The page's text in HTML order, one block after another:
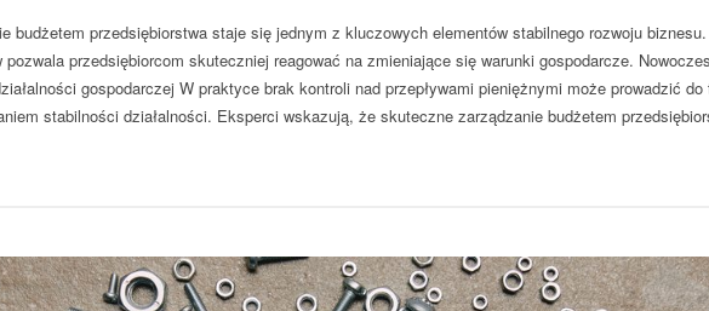
budżetem przedsiębiorstwa staje się jednym z kluczowych elementów stabilnego rozwoju
przedsiębiorcom skuteczniej reagować na zmieniające się warunki gospodarcze.
gospodarczej W praktyce brak kontroli nad przepływami pieniężnymi może prowadzić do
stabilności działalności. Eksperci wskazują, że skuteczne zarządzanie budżetem